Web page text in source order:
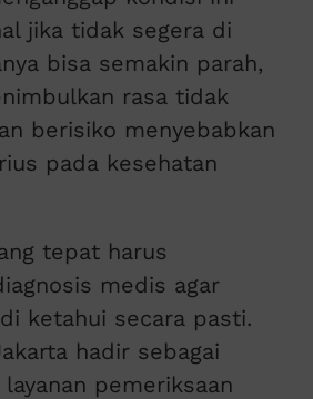
jika tidak segera di
bisa semakin parah,
rasa tidak
berisiko menyebabkan
pada kesehatan
tepat harus
medis agar
ketahui secara pasti.
hadir sebagai
pemeriksaan